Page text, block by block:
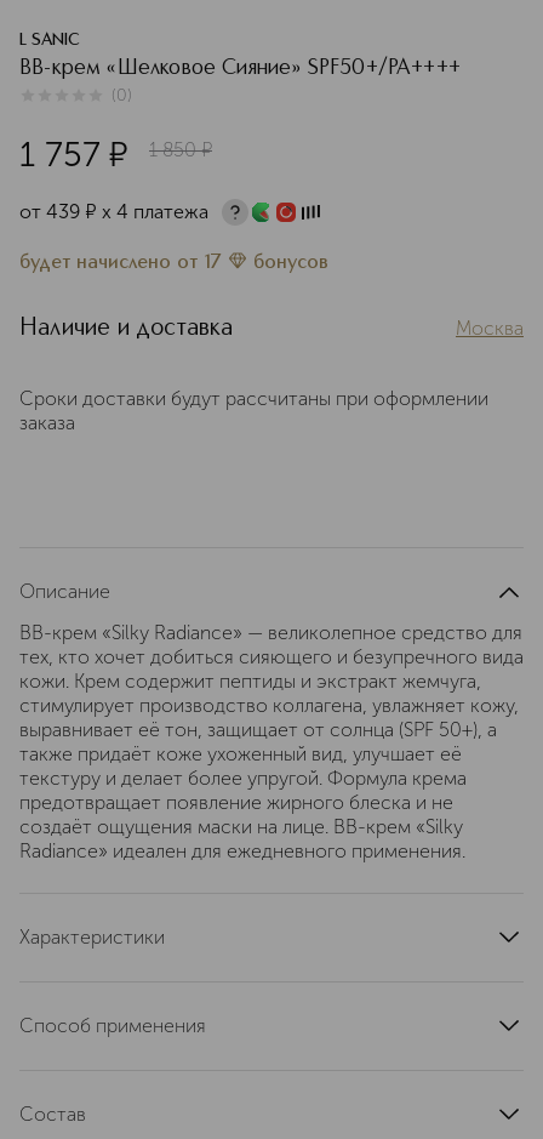
L SANIC
ВВ-крем «Шелковое Сияние» SPF50+/PA++++
(0)
1 757 ¤ 1 850 ¤
от 439 ¤ х 4 платежа
будет начислено от 17 бонусов
Наличие и доставка Москва
Сроки доставки будут рассчитаны при оформлении
заказа
Описание
ВВ-крем «Silky Radiance» — великолепное средство для
тех, кто хочет добиться сияющего и безупречного вида
кожи. Крем содержит пептиды и экстракт жемчуга,
стимулирует производство коллагена, увлажняет кожу,
выравнивает её тон, защищает от солнца (SPF 50+), а
также придаёт коже ухоженный вид, улучшает её
текстуру и делает более упругой. Формула крема
предотвращает появление жирного блеска и не
создаёт ощущения маски на лице. BB-крем «Silky
Radiance» идеален для ежедневного применения.
Характеристики
Способ применения
пока средство подстроится под ваш тон кожи.
Состав